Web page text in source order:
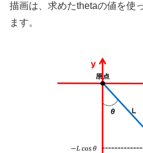
描画は、求めたthetaの値を使
ます。